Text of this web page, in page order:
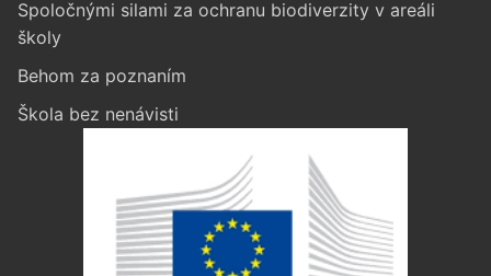
Spoločnými silami za ochranu biodiverzity v areáli
školy
Behom za poznaním
Škola bez nenávisti